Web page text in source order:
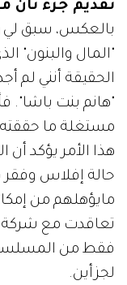
تقديم جزء
بالعكس، سبق لي
"المال والبنون"
الحقيقة أنني لم
"هانم بنت باشا".
مستغلة ما حققته
هذا الأمر يؤكد
حالة إفلاس وفقر
مايؤهلهم من
تعاقدت مع شركة
فقط من
لجزأين.